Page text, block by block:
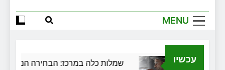
MENU
עכשיו
שמלות כלה במרכז: הבחירה הנכונה